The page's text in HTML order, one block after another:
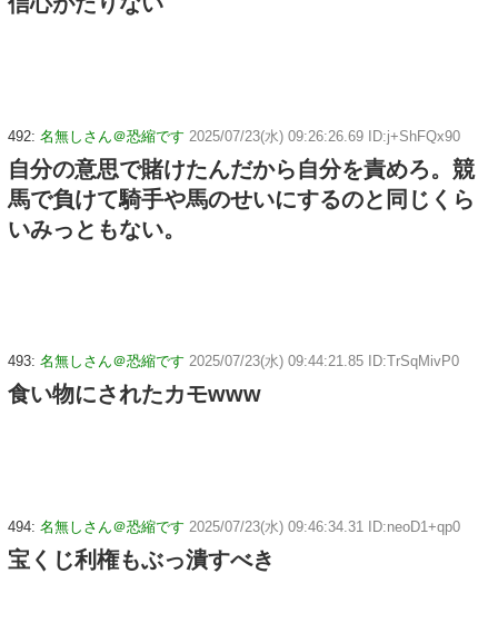
492: 名無しさん＠恐縮です 2025/07/23(水) 09:26:26.69 ID:j+ShFQx90
自分の意思で賭けたんだから自分を責めろ。競
馬で負けて騎手や馬のせいにするのと同じくら
いみっともない。
493: 名無しさん＠恐縮です 2025/07/23(水) 09:44:21.85 ID:TrSqMivP0
食い物にされたカモwww
494: 名無しさん＠恐縮です 2025/07/23(水) 09:46:34.31 ID:neoD1+qp0
宝くじ利権もぶっ潰すべき